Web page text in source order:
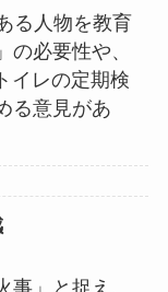
る人物を教育
必要性や、
イレの定期検
る意見があ